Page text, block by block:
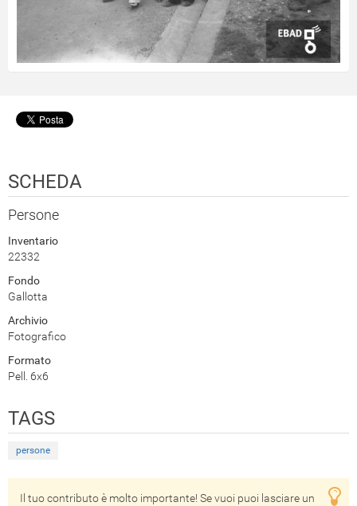
SCHEDA
Persone
Inventario
22332
Fondo
Gallotta
Archivio
Fotografico
Formato
Pell. 6x6
TAGS
persone
Il tuo contributo è molto importante! Se vuoi puoi lasciare un